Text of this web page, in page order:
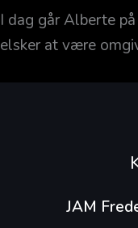
I dag går Alberte
elsker at være
JAM